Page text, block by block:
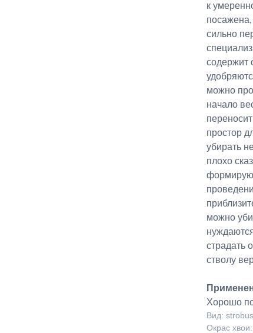
к
сильно
содержит
можно
начало
простор
убирать
плохо
можно
страдать
стволу
Хорошо
Вид:
Окрас